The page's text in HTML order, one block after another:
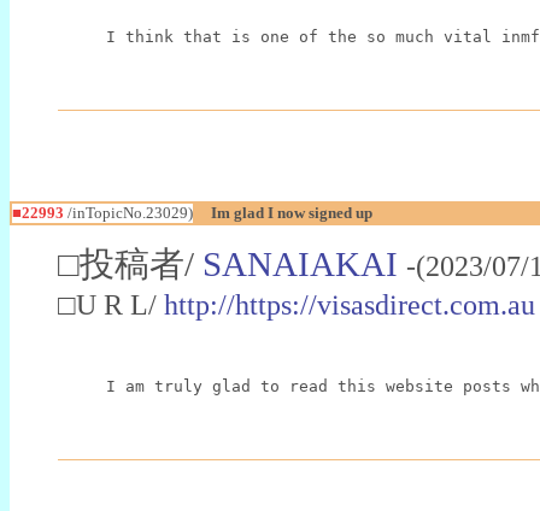
I think that is one of the so much vital
■22993 /inTopicNo.23029) Im glad I now signed up
□投稿者/ SANAIAKAI -(2023/
□U R L/ http://https://visasdirect.com.au
I am truly glad to read this website posts